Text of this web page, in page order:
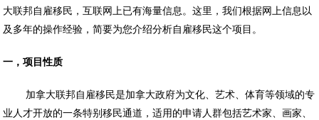
大联邦自雇移民，互联网上已有海量信息。这里，我们根据网上信息以
及多年的操作经验，简要为您介绍分析自雇移民这个项目。
一，项目性质
加拿大联邦自雇移民是加拿大政府为文化、艺术、体育等领域的专
业人才开放的一条特别移民通道，适用的申请人群包括艺术家、画家、